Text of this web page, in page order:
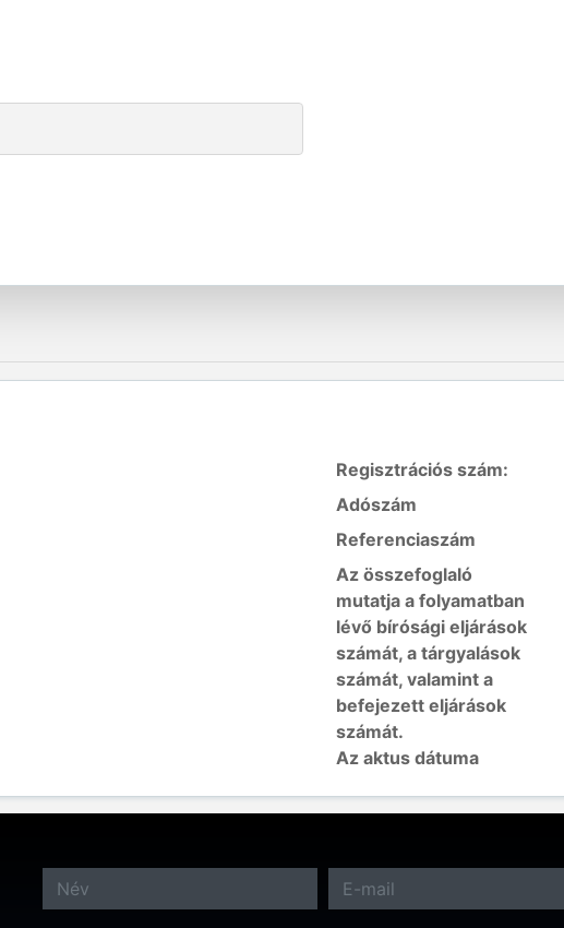
Regisztrációs szám:
Adószám
Referenciaszám
Az összefoglaló
mutatja a folyamatban
lévő bírósági eljárások
számát, a tárgyalások
számát, valamint a
befejezett eljárások
számát.
Az aktus dátuma